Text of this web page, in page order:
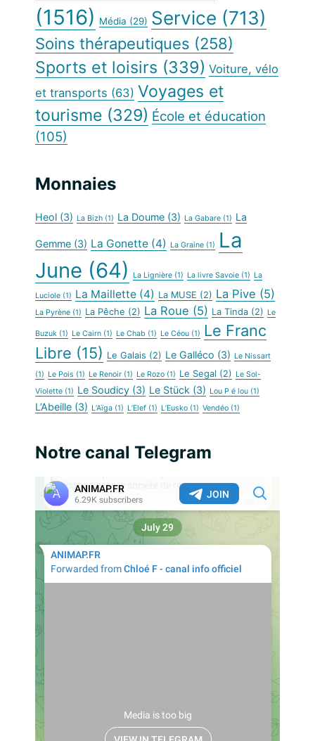
(1516) Média (29) Service (713)
Soins thérapeutiques (258)
Sports et loisirs (339) Voiture, vélo
et transports (63) Voyages et
tourisme (329) École et éducation
(105)
Monnaies
Heol (3) La Bizh (1) La Doume (3) La Gabare (1) La
Gemme (3) La Gonette (4) La Graine (1)
La
June (64) La Lignière (1) La livre Savoie (1) La
Luciole (1) La Maillette (4) La MUSE (2) La Pive (5)
La Pyrène (1) La Pêche (2) La Roue (5) La Tinda (2) Le
Buzuk (1) Le Cairn (1) Le Chab (1) Le Céou (1)
Le Franc
Libre (15) Le Galais (2) Le Galléco (3) Le Nissart
(1) Le Pois (1) Le Renoir (1) Le Rozo (1) Le Segal (2) Le Sol-
Violette (1) Le Soudicy (3) Le Stück (3) Lou P é lou (1)
L’Abeille (3) L’Aïga (1) L’Elef (1) L’Eusko (1) Vendéo (1)
Notre canal Telegram